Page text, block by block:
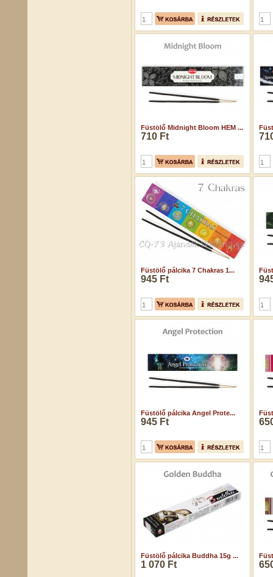
Füstölő Midnight Bloom HEM ...
710 Ft
Füstölő pálcika 7 Chakras 1...
945 Ft
Füstölő pálcika Angel Prote...
945 Ft
Füstölő pálcika Buddha 15g ...
1 070 Ft